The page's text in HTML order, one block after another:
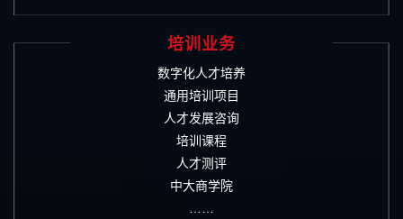
培训业务
数字化人才培养
通用培训项目
人才发展咨询
培训课程
人才测评
中大商学院